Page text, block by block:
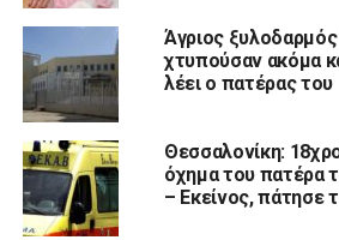
Άγριος
χτυπούσαν ακόμα
λέει ο πατέρας του
Θεσσαλονίκη:
όχημα του πατέρα
– Εκείνος, πάτησε